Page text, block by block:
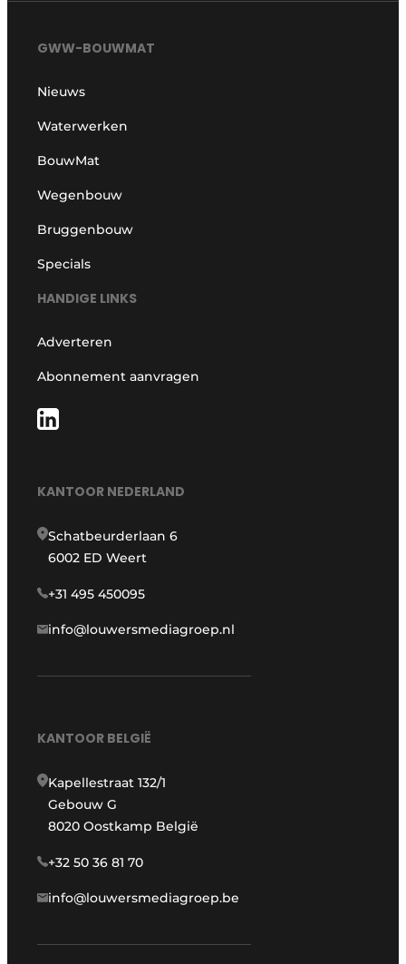
GWW-BOUWMAT
Nieuws
Waterwerken
BouwMat
Wegenbouw
Bruggenbouw
Specials
HANDIGE LINKS
Adverteren
Abonnement aanvragen
KANTOOR NEDERLAND
Schatbeurderlaan 6
6002 ED Weert
+31 495 450095
info@louwersmediagroep.nl
KANTOOR BELGIË
Kapellestraat 132/1
Gebouw G
8020 Oostkamp België
+32 50 36 81 70
info@louwersmediagroep.be